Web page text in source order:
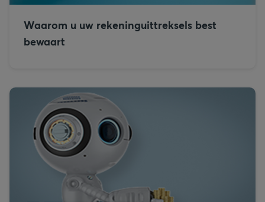
Waarom u uw rekeninguittreksels best
bewaart